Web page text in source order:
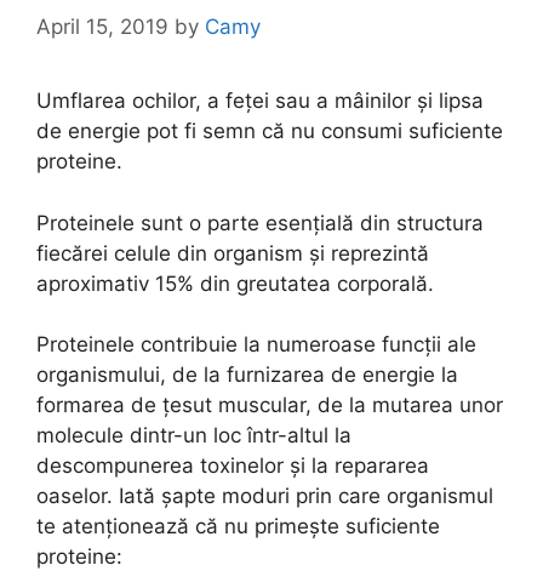
April 15, 2019 by Camy
Umflarea ochilor, a feței sau a mâinilor și lipsa
de energie pot fi semn că nu consumi suficiente
proteine.
Proteinele sunt o parte esențială din structura
fiecărei celule din organism și reprezintă
aproximativ 15% din greutatea corporală.
Proteinele contribuie la numeroase funcții ale
organismului, de la furnizarea de energie la
formarea de țesut muscular, de la mutarea unor
molecule dintr-un loc într-altul la
descompunerea toxinelor și la repararea
oaselor. Iată șapte moduri prin care organismul
te atenționează că nu primește suficiente
proteine: